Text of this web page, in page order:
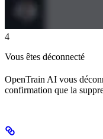
4
Vous êtes déconnecté
OpenTrain AI vous
confirmation que la